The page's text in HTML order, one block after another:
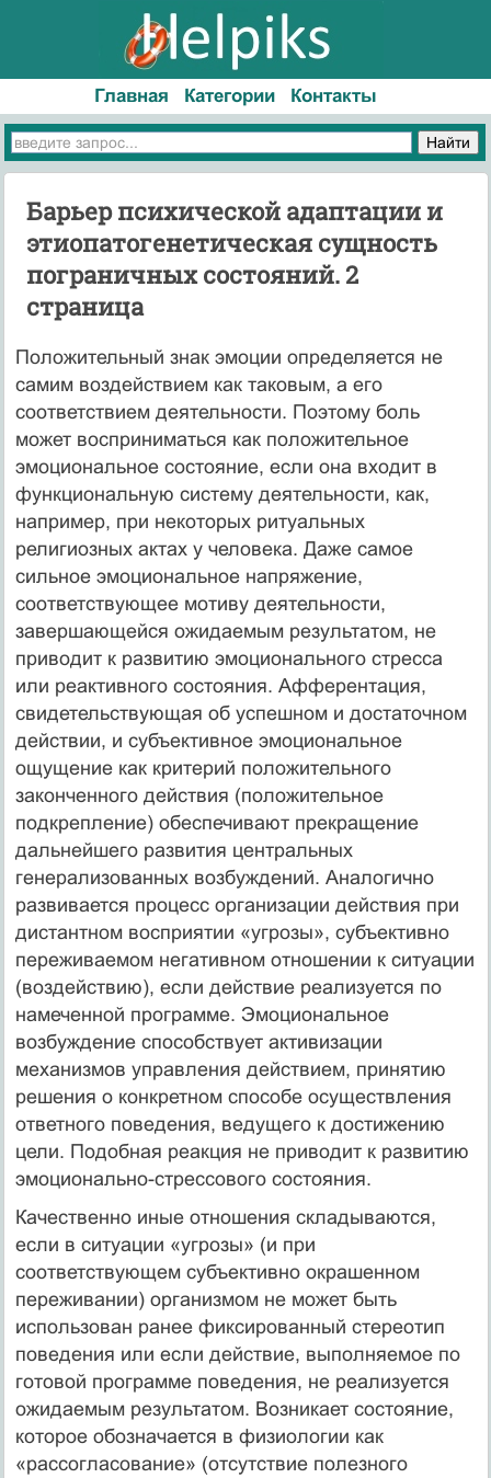
Главная Категории Контакты
Барьер психической адаптации и
этиопатогенетическая сущность
пограничных состояний. 2
страница
Положительный знак эмоции определяется не
самим воздействием как таковым, а его
соответствием деятельности. Поэтому боль
может восприниматься как положительное
эмоциональное состояние, если она входит в
функциональную систему деятельности, как,
например, при некоторых ритуальных
религиозных актах у человека. Даже самое
сильное эмоциональное напряжение,
соответствующее мотиву деятельности,
завершающейся ожидаемым результатом, не
приводит к развитию эмоционального стресса
или реактивного состояния. Афферентация,
свидетельствующая об успешном и достаточном
действии, и субъективное эмоциональное
ощущение как критерий положительного
законченного действия (положительное
подкрепление) обеспечивают прекращение
дальнейшего развития центральных
генерализованных возбуждений. Аналогично
развивается процесс организации действия при
дистантном восприятии «угрозы», субъективно
переживаемом негативном отношении к ситуации
(воздействию), если действие реализуется по
намеченной программе. Эмоциональное
возбуждение способствует активизации
механизмов управления действием, принятию
решения о конкретном способе осуществления
ответного поведения, ведущего к достижению
цели. Подобная реакция не приводит к развитию
эмоционально-стрессового состояния.
Качественно иные отношения складываются,
если в ситуации «угрозы» (и при
соответствующем субъективно окрашенном
переживании) организмом не может быть
использован ранее фиксированный стереотип
поведения или если действие, выполняемое по
готовой программе поведения, не реализуется
ожидаемым результатом. Возникает состояние,
которое обозначается в физиологии как
«рассогласование» (отсутствие полезного